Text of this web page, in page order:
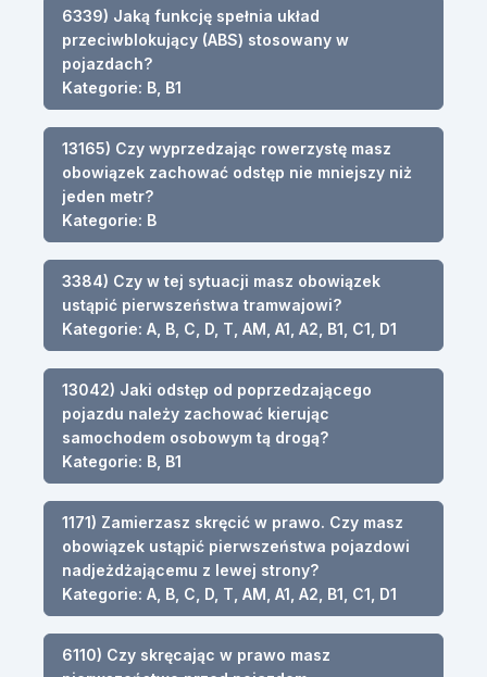
6339) Jaką funkcję spełnia układ
przeciwblokujący (ABS) stosowany w
pojazdach?
Kategorie: B, B1
13165) Czy wyprzedzając rowerzystę masz
obowiązek zachować odstęp nie mniejszy niż
jeden metr?
Kategorie: B
3384) Czy w tej sytuacji masz obowiązek
ustąpić pierwszeństwa tramwajowi?
Kategorie: A, B, C, D, T, AM, A1, A2, B1, C1, D1
13042) Jaki odstęp od poprzedzającego
pojazdu należy zachować kierując
samochodem osobowym tą drogą?
Kategorie: B, B1
1171) Zamierzasz skręcić w prawo. Czy masz
obowiązek ustąpić pierwszeństwa pojazdowi
nadjeżdżającemu z lewej strony?
Kategorie: A, B, C, D, T, AM, A1, A2, B1, C1, D1
6110) Czy skręcając w prawo masz